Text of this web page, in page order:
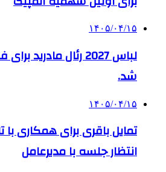
۱۴۰۵/۰۴/۱۵
لباس 2027 رئال
شد.
۱۴۰۵/۰۴/۱۵
تمایل باقری برای همکاری با
انتظار جلسه با مدیرعامل